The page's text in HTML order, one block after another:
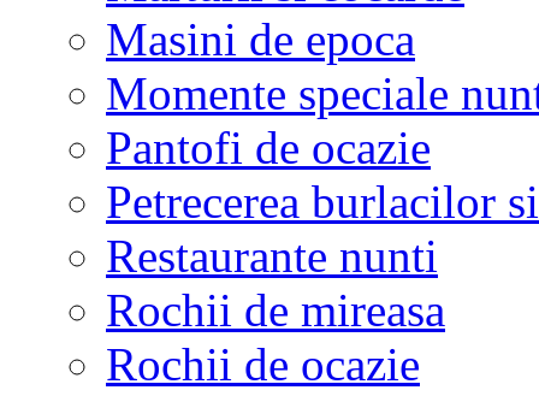
Masini de epoca
Momente speciale
Pantofi de ocazie
Petrecerea burlacilor
Restaurante nunti
Rochii de mireasa
Rochii de ocazie